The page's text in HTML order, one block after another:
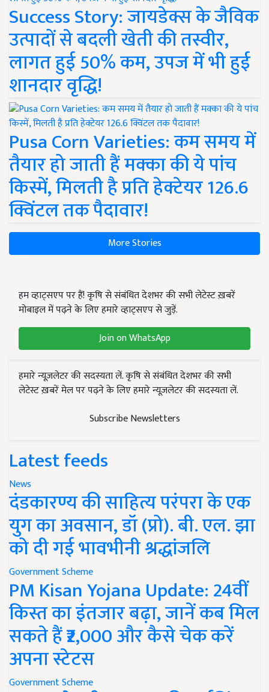
Success Story: जायडेक्स के जैविक
उत्पादों से बदली खेती की तस्वीर,
लागत हुई 50% कम, उपज में भी हुई
शानदार वृद्धि!
Pusa Corn Varieties: कम समय में
तैयार हो जाती हैं मक्का की ये पांच
किस्में, मिलती है प्रति हेक्टेयर 126.6
क्विंटल तक पैदावार!
More Stories
हम व्हाट्सएप पर हैं! कृषि से संबंधित देशभर की सभी लेटेस्ट ख़बरें
मोबाइल में पढ़ने के लिए हमारे व्हाट्सएप से जुड़ें.
Join on WhatsApp
हमारे न्यूज़लेटर की सदस्यता लें. कृषि से संबंधित देशभर की सभी
लेटेस्ट ख़बरें मेल पर पढ़ने के लिए हमारे न्यूज़लेटर की सदस्यता लें.
Subscribe Newsletters
Latest feeds
News
दंडकारण्य की साहित्य परंपरा के एक
युग का अवसान, डॉ (प्रो). बी. एल. झा
को दी गई भावभीनी श्रद्धांजलि
Government Scheme
PM Kisan Yojana Update: 24वीं
किस्त का इंतजार बढ़ा, जानें कब मिल
सकते हैं ₹2,000 और कैसे चेक करें
अपना स्टेटस
Government Scheme